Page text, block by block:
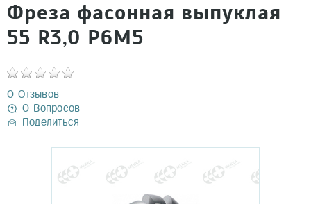
Фреза фасонная выпуклая
55 R3,0 Р6М5
0 Отзывов
0 Вопросов
Поделиться